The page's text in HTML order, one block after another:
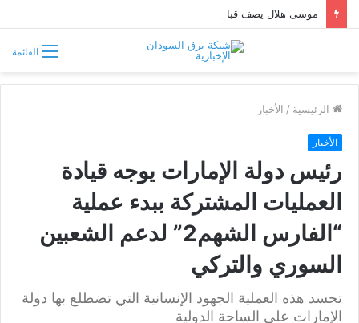
القائمة
الرئيسية / الأخبار
الأخبار
رئيس دولة الإمارات يوجه ‏قيادة
العمليات المشتركة ببدء عملية
“الفارس الشهم2” لدعم الشعبين
السوري والتركي
تجسد هذه العملية الجهود الإنسانية التي تضطلع بها دولة
الإمارات على الساحة الدولية